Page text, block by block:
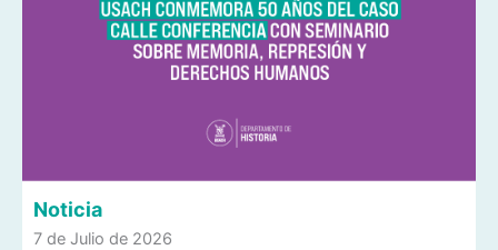
Noticia
7 de Julio de 2026